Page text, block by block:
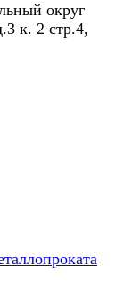
округ
к. 2 стр.4,